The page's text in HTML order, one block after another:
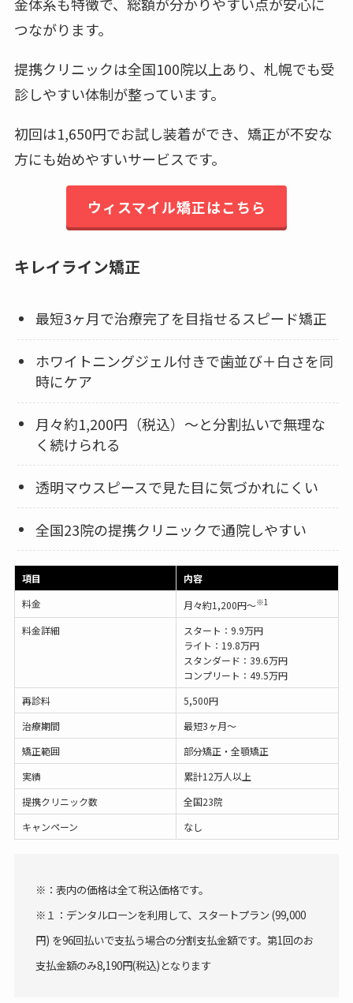
金体系も特徴で、総額が分かりやすい点が安心に
つながります。
提携クリニックは全国100院以上あり、札幌でも受
診しやすい体制が整っています。
初回は1,650円でお試し装着ができ、矯正が不安な
方にも始めやすいサービスです。
ウィスマイル矯正はこちら
キレイライン矯正
最短3ヶ月で治療完了を目指せるスピード矯正
ホワイトニングジェル付きで歯並び＋白さを同
時にケア
月々約1,200円（税込）〜と分割払いで無理な
く続けられる
透明マウスピースで見た目に気づかれにくい
全国23院の提携クリニックで通院しやすい
項目
内容
料金
月々約1,200円〜※1
料金詳細
スタート：9.9万円
ライト：19.8万円
スタンダード：39.6万円
コンプリート：49.5万円
再診料
5,500円
治療期間
最短3ヶ月〜
矯正範囲
部分矯正・全顎矯正
実績
累計12万人以上
提携クリニック数
全国23院
キャンペーン
なし
※：表内の価格は全て税込価格です。
※１：デンタルローンを利用して、スタートプラン (99,000
円) を96回払いで支払う場合の分割支払金額です。第1回のお
支払金額のみ8,190円(税込)となります